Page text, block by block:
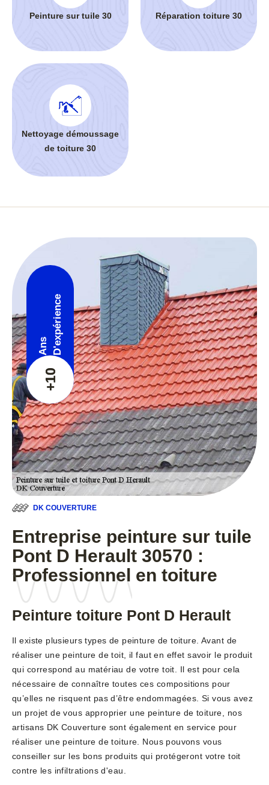
Peinture sur tuile 30 Réparation toiture 30
Nettoyage démoussage
de toiture 30
+10
Ans D'expérience
DK COUVERTURE
Entreprise peinture sur tuile
Pont D Herault 30570 :
Professionnel en toiture
Peinture toiture Pont D Herault
Il existe plusieurs types de peinture de toiture. Avant de
réaliser une peinture de toit, il faut en effet savoir le produit
qui correspond au matériau de votre toit. Il est pour cela
nécessaire de connaître toutes ces compositions pour
qu’elles ne risquent pas d’être endommagées. Si vous avez
un projet de vous approprier une peinture de toiture, nos
artisans DK Couverture sont également en service pour
réaliser une peinture de toiture. Nous pouvons vous
conseiller sur les bons produits qui protégeront votre toit
contre les infiltrations d'eau.